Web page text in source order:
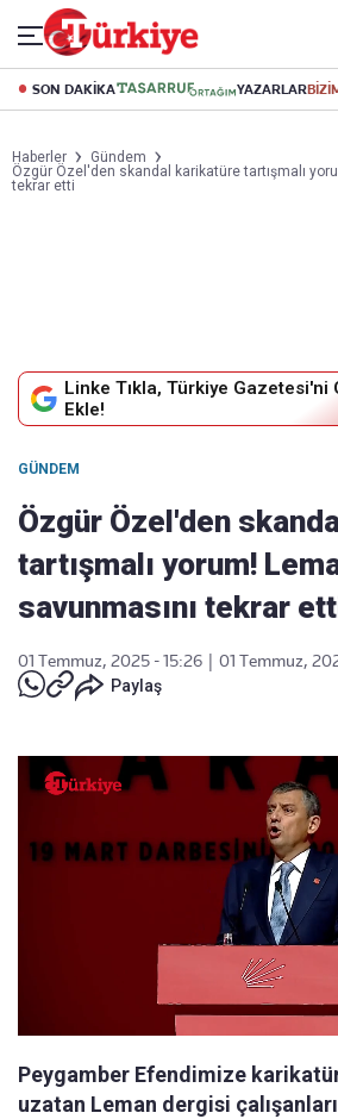
SON DAKİKA YAZARLAR
Haberler
Gündem
Özgür Özel'den skandal karikatüre tartışmalı
tekrar etti
Linke Tıkla, Türkiye Gazetesi'ni
Ekle!
GÜNDEM
Özgür Özel'den
tartışmalı yorum!
savunmasını tekrar
01 Temmuz, 2025 - 15:26
01 Temmuz,
Paylaş
Peygamber Efendimize
uzatan Leman dergisi